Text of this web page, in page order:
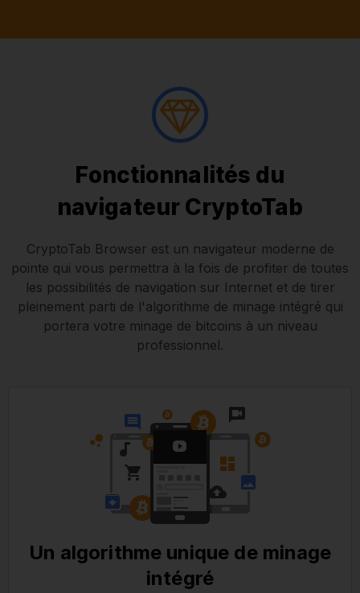
Fonctionnalités du
navigateur CryptoTab
CryptoTab Browser est un navigateur moderne de
pointe qui vous permettra à la fois de profiter de toutes
les possibilités de navigation sur Internet et de tirer
pleinement parti de l'algorithme de minage intégré qui
portera votre minage de bitcoins à un niveau
professionnel.
Un algorithme unique de minage
intégré